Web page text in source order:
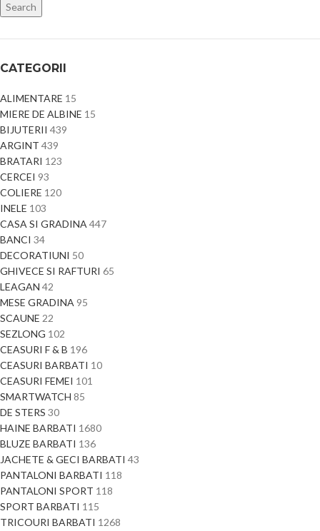
Search
CATEGORII
ALIMENTARE 15
MIERE DE ALBINE 15
BIJUTERII 439
ARGINT 439
BRATARI 123
CERCEI 93
COLIERE 120
INELE 103
CASA SI GRADINA 447
BANCI 34
DECORATIUNI 50
GHIVECE SI RAFTURI 65
LEAGAN 42
MESE GRADINA 95
SCAUNE 22
SEZLONG 102
CEASURI F & B 196
CEASURI BARBATI 10
CEASURI FEMEI 101
SMARTWATCH 85
DE STERS 30
HAINE BARBATI 1680
BLUZE BARBATI 136
JACHETE & GECI BARBATI 43
PANTALONI BARBATI 118
PANTALONI SPORT 118
SPORT BARBATI 115
TRICOURI BARBATI 1268